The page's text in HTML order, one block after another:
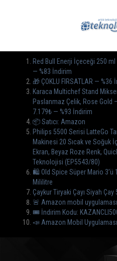
Red Bull Enerji İçeceği 250
— %83 İndirim
🎁 ÇOKLU FIRSATLAR — %36
Karaca Multichef Stand
Paslanmaz Çelik, Rose Gold
7.179₺ — %93 İndirim
📦 Satıcı: Amazon
Philips 5500 Serisi LatteGo
Makinesi 20 Sıcak ve Soğuk
Ekran, Beyaz Roze Renk,
Teknolojisi (EP5543/80)
🛍️ Old Spice Süper Mario 3’ü
Mililitre
Çaykur Tiryaki Çayı Siyah
🚨 Amazon mobil
🎟️ İndirim Kodu:
📣 Amazon Mobil